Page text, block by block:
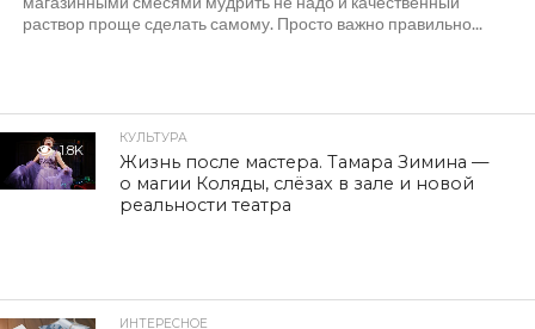
раствор проще сделать самому. Просто важно правильно...
1.8K
КУЛЬТУРА
Жизнь после мастера. Тамара Зимина —
о магии Коляды, слёзах в зале и новой
реальности театра
ИНТЕРЕСНОЕ